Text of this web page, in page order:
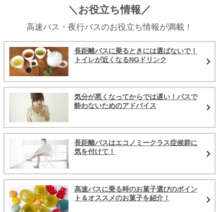
＼お役立ち情報／
高速バス・夜行バスのお役立ち情報が満載！
長距離バスに乗るときには選ばないで！
トイレが近くなるNGドリンク
気分が悪くなってからでは遅い！バスで
酔わないためのアドバイス
長距離バスはエコノミークラス症候群に
気を付けて！
高速バスに乗る時のお菓子選びのポイン
ト＆オススメのお菓子を紹介！